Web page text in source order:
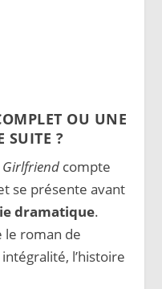
OU UNE
SUITE ?
Girlfriend compte
se présente avant
dramatique.
le roman de
l’histoire